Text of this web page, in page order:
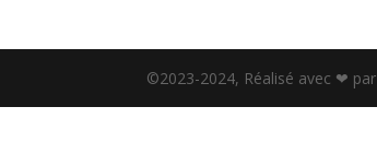
©2023-2024, Réalisé avec ❤ par